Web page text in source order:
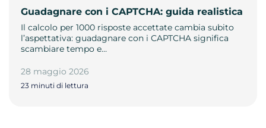
Guadagnare con i CAPTCHA: guida realistica
Il calcolo per 1000 risposte accettate cambia subito
l’aspettativa: guadagnare con i CAPTCHA significa
scambiare tempo e…
28 maggio 2026
23 minuti di lettura